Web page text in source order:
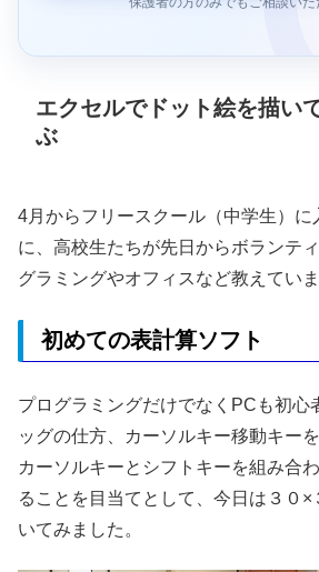
エクセルでドット絵を描い
ぶ
4月からフリースクール（中学生）に
に、高校生たちが先日からボランテ
グラミングやオフィスなど教えていま
初めての表計算ソフト
プログラミングだけでなくPCも初心
ッグの仕方、カーソルキー移動キー
カーソルキーとシフトキーを組み合
ることを目当てとして、今日は３０×
いてみました。